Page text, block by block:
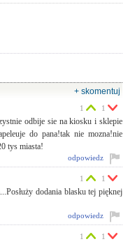
+ skomentuj
odbije sie na kiosku i sklepie
do pana!tak nie mozna!nie
tys miasta!
1 1
odpowiedz
dodania blasku tej pięknej
1 1
odpowiedz
1 1